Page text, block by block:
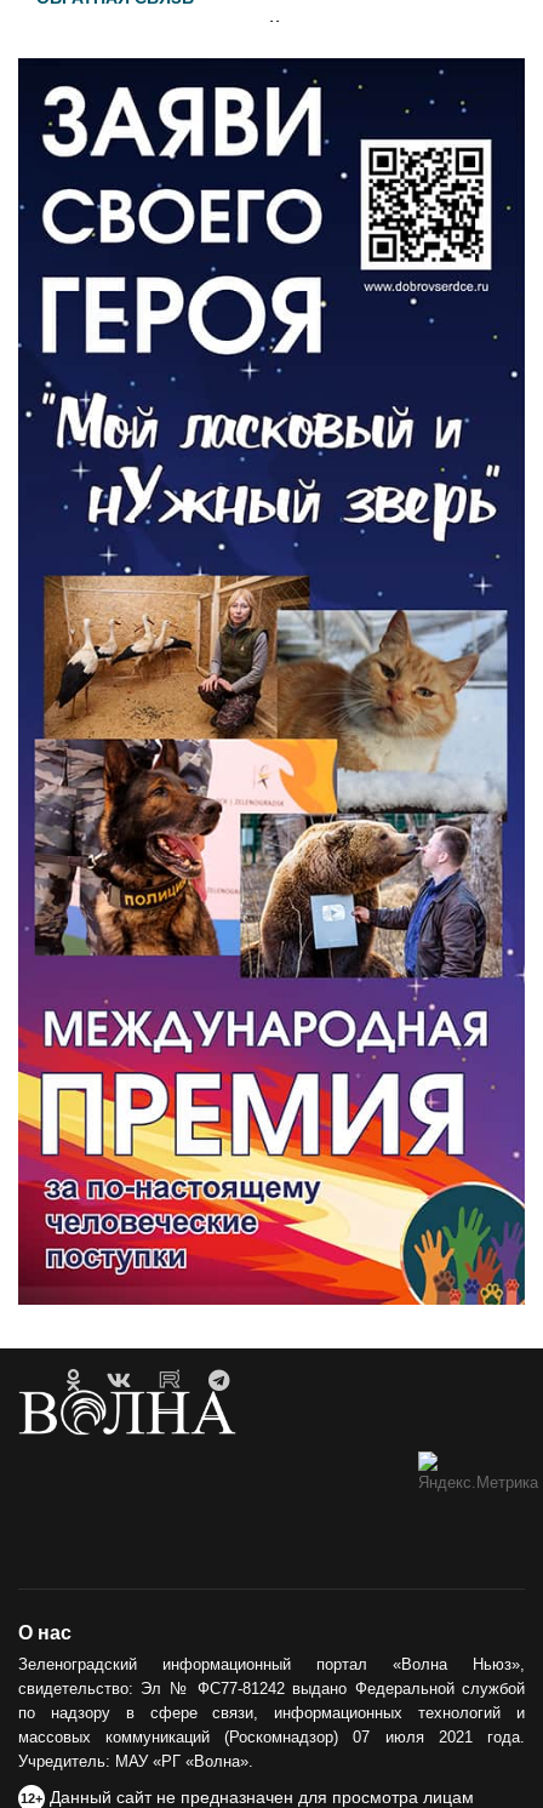
Администрация онлайн
ВЛАСТЬ
День памяти и «Симфония народов»
06.08.2026
Новый настил на экотропе
05.08.2026
О нас
Зеленоградский информационный портал «Волна Ньюз»,
свидетельство: Эл № ФС77-81242 выдано Федеральной службой
по надзору в сфере связи, информационных технологий и
массовых коммуникаций (Роскомнадзор) 07 июля 2021 года.
Учредитель: МАУ «РГ «Волна».
12+ Данный сайт не предназначен для просмотра лицам